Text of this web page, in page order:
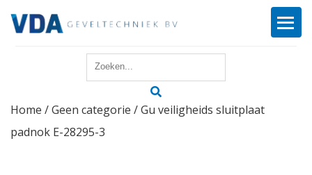
Reparatie
Home /Geen categorie / Gu veiligheids sluitplaat
padnok E-28295-3